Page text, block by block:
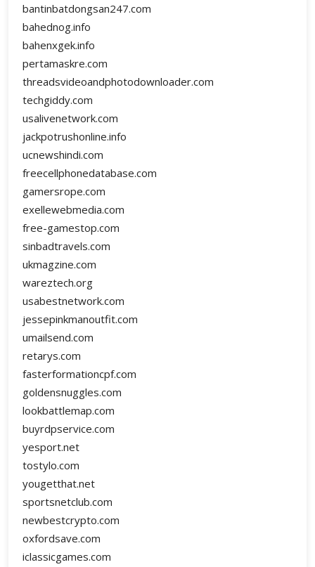
bantinbatdongsan247.com
bahednog.info
bahenxgek.info
pertamaskre.com
threadsvideoandphotodownloader.com
techgiddy.com
usalivenetwork.com
jackpotrushonline.info
ucnewshindi.com
freecellphonedatabase.com
gamersrope.com
exellewebmedia.com
free-gamestop.com
sinbadtravels.com
ukmagzine.com
wareztech.org
usabestnetwork.com
jessepinkmanoutfit.com
umailsend.com
retarys.com
fasterformationcpf.com
goldensnuggles.com
lookbattlemap.com
buyrdpservice.com
yesport.net
tostylo.com
yougetthat.net
sportsnetclub.com
newbestcrypto.com
oxfordsave.com
iclassicgames.com